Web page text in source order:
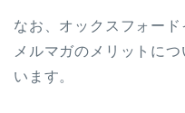
なお、オックスフォー
メルマガのメリットに
います。